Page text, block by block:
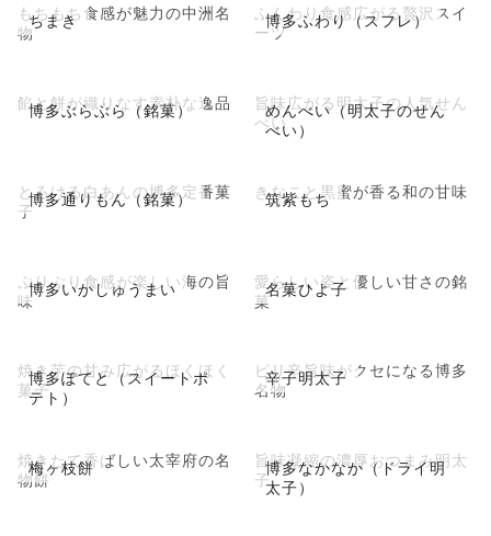
ちまき
もちもち食感が魅力の中洲名
物
博多ふわり（スフレ）
ふんわり食感広がる贅沢スイ
ーツ
博多ぶらぶら（銘菓）
餡と餅が織りなす素朴な逸品
めんべい（明太子のせん
べい）
旨味広がる明太子の人気せん
べい
博多通りもん（銘菓）
とろける白あんの博多定番菓
子
筑紫もち
きなこと黒蜜が香る和の甘味
博多いかしゅうまい
ぷりぷり食感が楽しい海の旨
味
名菓ひよ子
愛らしい姿と優しい甘さの銘
菓
博多ぽてと（スイートポ
テト）
焼き芋の甘み広がるほくほく
菓子
辛子明太子
ピリ辛旨味がクセになる博多
名物
梅ヶ枝餅
焼きたて香ばしい太宰府の名
物餅
博多なかなか（ドライ明
太子）
旨味凝縮の濃厚おつまみ明太
子